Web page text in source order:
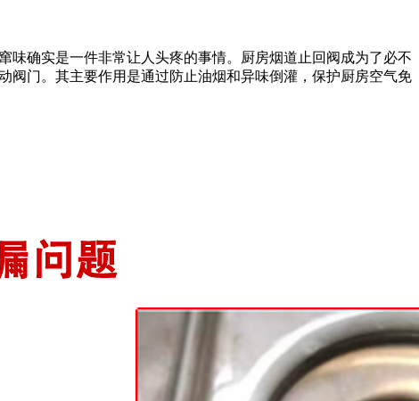
味确实是一件非常让人头疼的事情。厨房烟道止回阀成为了必不
阀门。其主要作用是通过防止油烟和异味倒灌，保护厨房空气免